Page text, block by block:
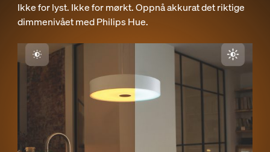
Ikke for lyst. Ikke for mørkt. Oppnå akkurat det riktige
dimmenivået med Philips Hue.